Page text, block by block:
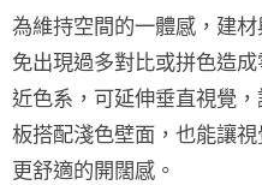
為維持空間的一體感，建
免出現過多對比或拼色造
近色系，可延伸垂直視覺
板搭配淺色壁面，也能讓
更舒適的開闊感。